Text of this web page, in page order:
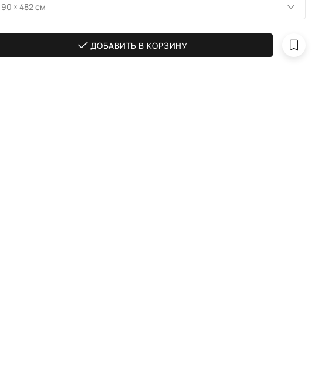
90 × 482 см
ДОБАВИТЬ В КОРЗИНУ